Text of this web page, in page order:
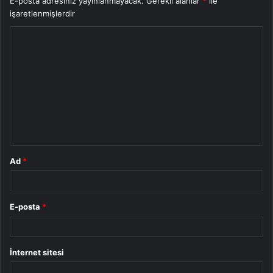
işaretlenmişlerdir
Ad *
E-posta *
İnternet sitesi